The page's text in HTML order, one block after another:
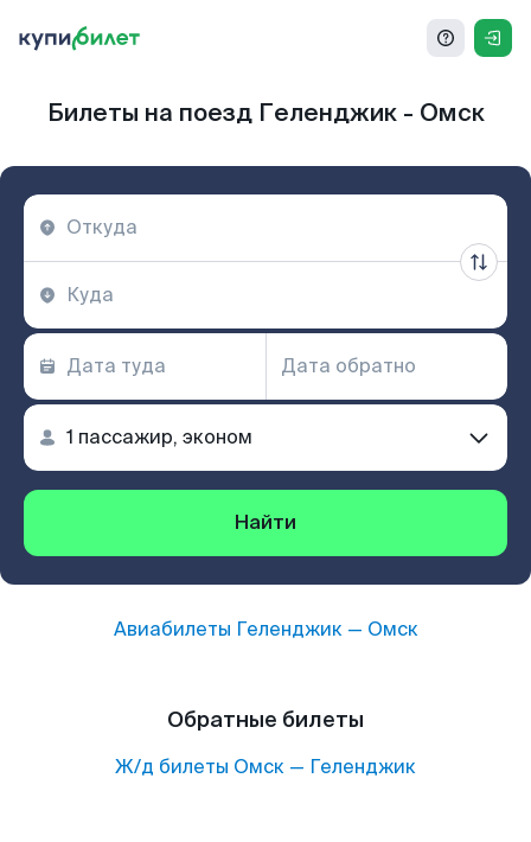
Билеты на поезд Геленджик - Омск
Найти
Авиабилеты Геленджик— Омск
Обратные билеты
Ж/д билеты Омск — Геленджик